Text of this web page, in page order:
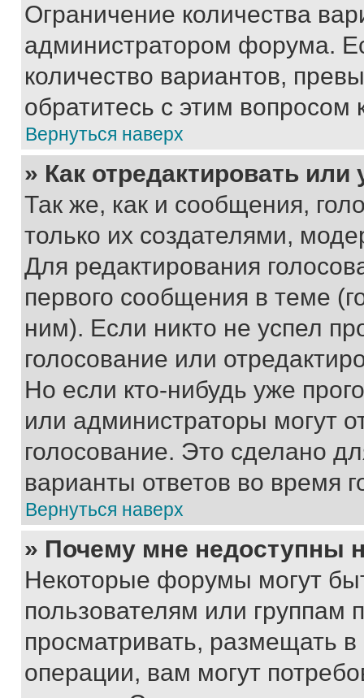
Ограничение количества
администратором форума.
количество вариантов,
обратитесь с этим вопросом
Вернуться наверх
» Как отредактировать
Так же, как и сообщения,
только их создателями,
Для редактирования
первого сообщения в теме
ним). Если никто не успел
голосование или
Но если кто-нибудь уже
или администраторы могут
голосование. Это сделано
варианты ответов во время
Вернуться наверх
» Почему мне недоступны
Некоторые форумы могут
пользователям или группам
просматривать, размещать
операции, вам могут